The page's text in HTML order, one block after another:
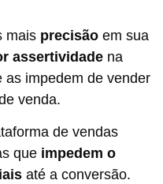
mais precisão em sua
assertividade na
as impedem de vender
venda.
de vendas
que impedem o
até a conversão.